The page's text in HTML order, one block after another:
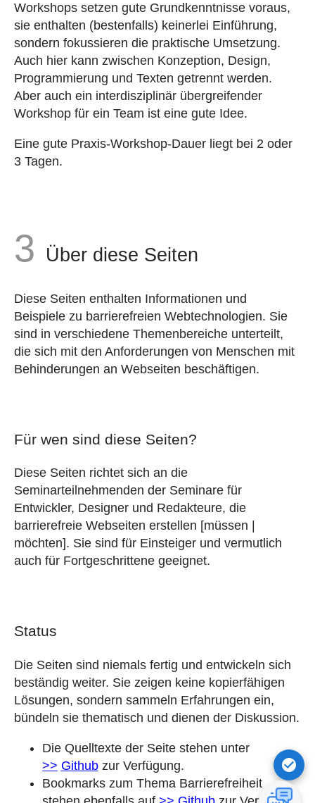
Workshops setzen gute Grundkenntnisse voraus,
sie enthalten (bestenfalls) keinerlei Einführung,
sondern fokussieren die praktische Umsetzung.
Auch hier kann zwischen Konzeption, Design,
Programmierung und Texten getrennt werden.
Aber auch ein interdisziplinär übergreifender
Workshop für ein Team ist eine gute Idee.
Eine gute Praxis-Workshop-Dauer liegt bei 2 oder
3 Tagen.
Über diese Seiten
Diese Seiten enthalten Informationen und
Beispiele zu barrierefreien Webtechnologien. Sie
sind in verschiedene Themenbereiche unterteilt,
die sich mit den Anforderungen von Menschen mit
Behinderungen an Webseiten beschäftigen.
Für wen sind diese Seiten?
Diese Seiten richtet sich an die
Seminarteilnehmenden der Seminare für
Entwickler, Designer und Redakteure, die
barrierefreie Webseiten erstellen [müssen |
möchten]. Sie sind für Einsteiger und vermutlich
auch für Fortgeschrittene geeignet.
Status
Die Seiten sind niemals fertig und entwickeln sich
beständig weiter. Sie zeigen keine kopierfähigen
Lösungen, sondern sammeln Erfahrungen ein,
bündeln sie thematisch und dienen der Diskussion.
Die Quelltexte der Seite stehen unter
Githubzur Verfügung.
Bookmarks zum Thema Barrierefreiheit